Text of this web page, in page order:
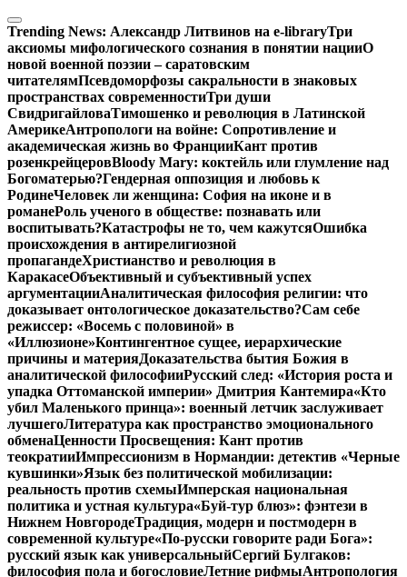
Перейти
к
содержимому
Trending News: Александр Литвинов на e-libraryТри
аксиомы мифологического сознания в понятии нацииО
новой военной поэзии – саратовским
читателямПсевдоморфозы сакральности в знаковых
пространствах современностиТри души
СвидригайловаТимошенко и революция в Латинской
АмерикеАнтропологи на войне: Сопротивление и
академическая жизнь во ФранцииКант против
розенкрейцеровBloody Mary: коктейль или глумление над
Богоматерью?Гендерная оппозиция и любовь к
РодинеЧеловек ли женщина: София на иконе и в
романеРоль ученого в обществе: познавать или
воспитывать?Катастрофы не то, чем кажутсяОшибка
происхождения в антирелигиозной
пропагандеХристианство и революция в
КаракасеОбъективный и субъективный успех
аргументацииАналитическая философия религии: что
доказывает онтологическое доказательство?Сам себе
режиссер: «Восемь с половиной» в
«Иллюзионе»Контингентное сущее, иерархические
причины и материяДоказательства бытия Божия в
аналитической философииРусский след: «История роста и
упадка Оттоманской империи» Дмитрия Кантемира«Кто
убил Маленького принца»: военный летчик заслуживает
лучшегоЛитература как пространство эмоционального
обменаЦенности Просвещения: Кант против
теократииИмпрессионизм в Нормандии: детектив «Черные
кувшинки»Язык без политической мобилизации:
реальность против схемыИмперская национальная
политика и устная культура«Буй-тур блюз»: фэнтези в
Нижнем НовгородеТрадиция, модерн и постмодерн в
современной культуре«По-русски говорите ради Бога»:
русский язык как универсальныйСергий Булгаков:
философия пола и богословиеЛетние рифмыАнтропология